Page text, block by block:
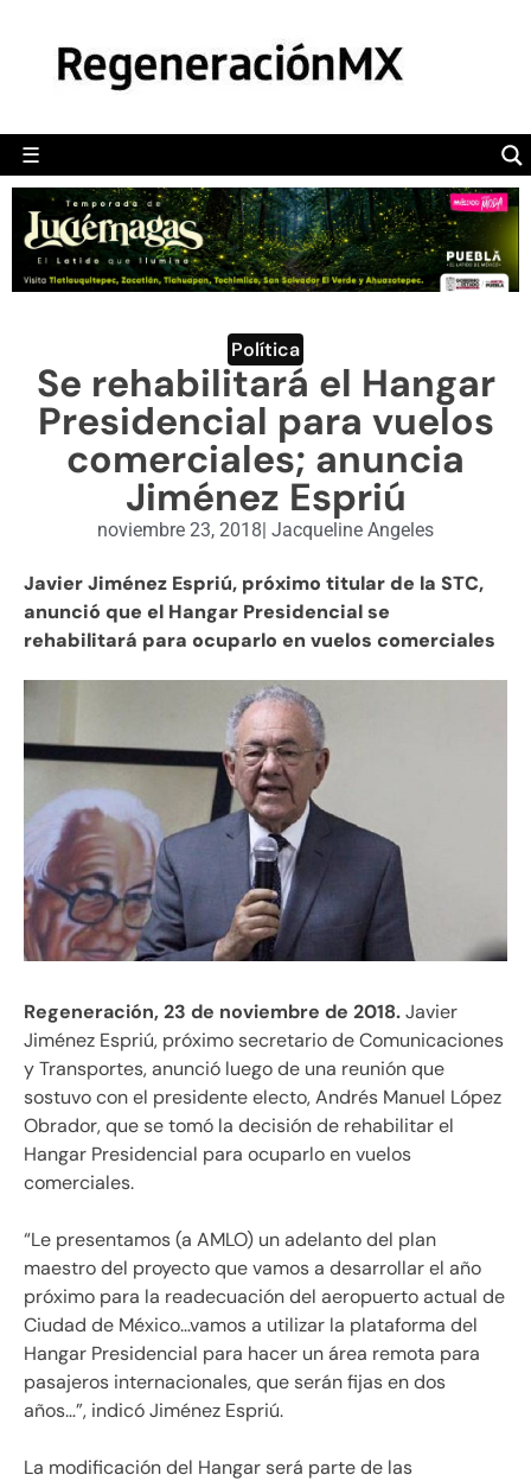
☰
POLÍTICA
CAMALEÓN
OPINIÓN
DEPORTES
ENGLISH SECTION
VIDEOS
Política
Se rehabilitará el Hangar
Presidencial para vuelos
comerciales; anuncia
Jiménez Espriú
noviembre 23, 2018| Jacqueline Angeles
Javier Jiménez Espriú, próximo titular de la STC,
anunció que el Hangar Presidencial se
rehabilitará para ocuparlo en vuelos comerciales
Regeneración, 23 de noviembre de 2018.Javier
Jiménez Espriú, próximo secretario de Comunicaciones
y Transportes, anunció luego de una reunión que
sostuvo con el presidente electo, Andrés Manuel López
Obrador, que se tomó la decisión de rehabilitar el
Hangar Presidencial para ocuparlo en vuelos
comerciales.
“Le presentamos (a AMLO) un adelanto del plan
maestro del proyecto que vamos a desarrollar el año
próximo para la readecuación del aeropuerto actual de
Ciudad de México…vamos a utilizar la plataforma del
Hangar Presidencial para hacer un área remota para
pasajeros internacionales, que serán fijas en dos
años…”, indicó Jiménez Espriú.
La modificación del Hangar será parte de las